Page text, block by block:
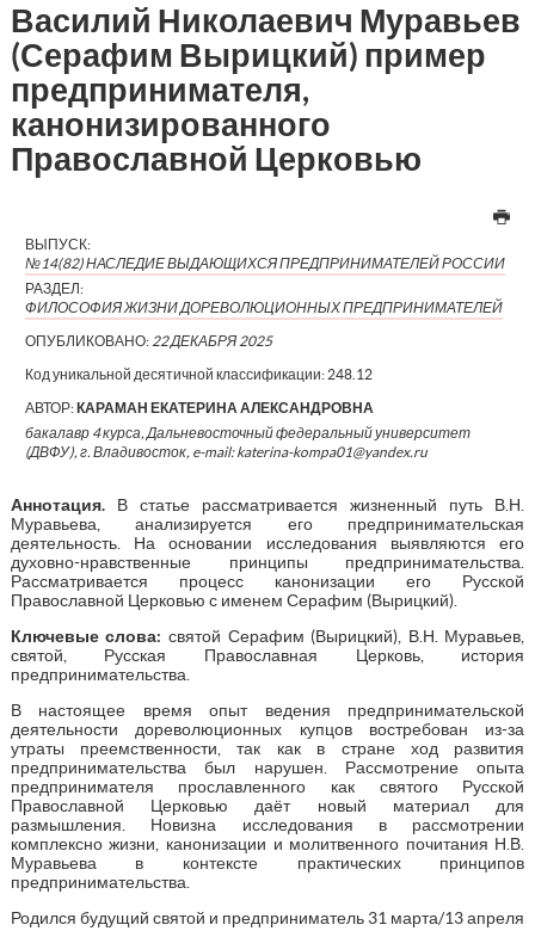
Василий Николаевич Муравьев
(Серафим Вырицкий) пример
предпринимателя,
канонизированного
Православной Церковью
ВЫПУСК:
№14(82) НАСЛЕДИЕ ВЫДАЮЩИХСЯ ПРЕДПРИНИМАТЕЛЕЙ РОССИИ
РАЗДЕЛ:
ФИЛОСОФИЯ ЖИЗНИ ДОРЕВОЛЮЦИОННЫХ ПРЕДПРИНИМАТЕЛЕЙ
ОПУБЛИКОВАНО: 22 ДЕКАБРЯ 2025
Код уникальной десятичной классификации: 248.12
АВТОР:КАРАМАН ЕКАТЕРИНА АЛЕКСАНДРОВНА
бакалавр 4 курса, Дальневосточный федеральный университет
(ДВФУ), г. Владивосток, e-mail: katerina-kompa01@yandex.ru
Аннотация.В статье рассматривается жизненный путь В.Н.
Муравьева, анализируется его предпринимательская
деятельность. На основании исследования выявляются его
духовно-нравственные принципы предпринимательства.
Рассматривается процесс канонизации его Русской
Православной Церковью с именем Серафим (Вырицкий).
Ключевые слова: святой Серафим (Вырицкий), В.Н. Муравьев,
святой, Русская Православная Церковь, история
предпринимательства.
В настоящее время опыт ведения предпринимательской
деятельности дореволюционных купцов востребован из-за
утраты преемственности, так как в стране ход развития
предпринимательства был нарушен. Рассмотрение опыта
предпринимателя прославленного как святого Русской
Православной Церковью даёт новый материал для
размышления. Новизна исследования в рассмотрении
комплексно жизни, канонизации и молитвенного почитания Н.В.
Муравьева в контексте практических принципов
предпринимательства.
Родился будущий святой и предприниматель 31 марта/13 апреля